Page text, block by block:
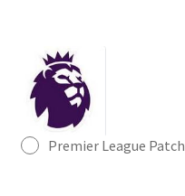
Premier League Patch